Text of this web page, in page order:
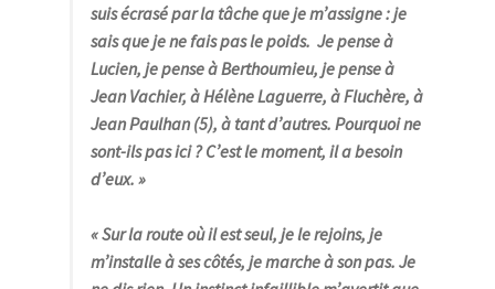
suis écrasé par la tâche que je m’assigne : je
sais que je ne fais pas le poids. Je pense à
Lucien, je pense à Berthoumieu, je pense à
Jean Vachier, à Hélène Laguerre, à Fluchère, à
Jean Paulhan (5), à tant d’autres. Pourquoi ne
sont-ils pas ici ? C’est le moment, il a besoin
d’eux. »
« Sur la route où il est seul, je le rejoins, je
m’installe à ses côtés, je marche à son pas. Je